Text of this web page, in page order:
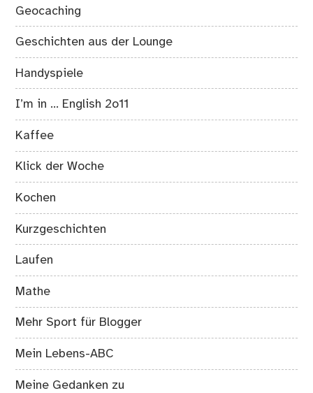
Geocaching
Geschichten aus der Lounge
Handyspiele
I’m in … English 2o11
Kaffee
Klick der Woche
Kochen
Kurzgeschichten
Laufen
Mathe
Mehr Sport für Blogger
Mein Lebens-ABC
Meine Gedanken zu